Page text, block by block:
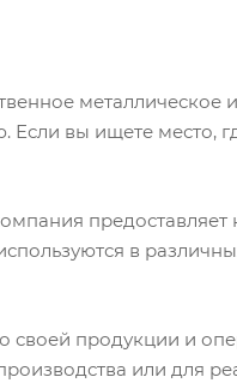
металлическое
вы ищете место,
в
продукции и
или для